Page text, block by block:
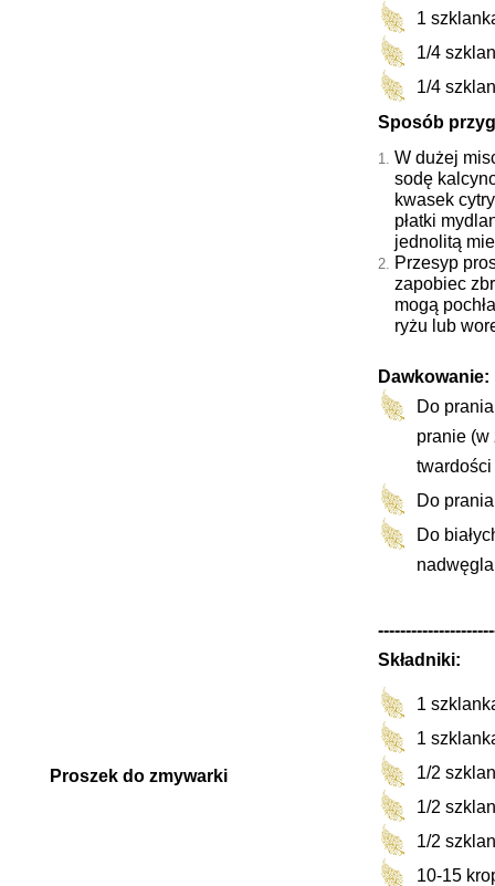
1
1/4
1/4
Sposób
W dużej
sodę
kwasek
płatki
jednolitą
Przesyp
zapobiec
mogą
ryżu lub
Dawkowanie:
Do
pranie (w
Do
Do
Proszek do zmywarki
Składniki:
1
1
1/2
1/2
1/2
10-15